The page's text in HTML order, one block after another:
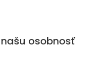
osobnosť